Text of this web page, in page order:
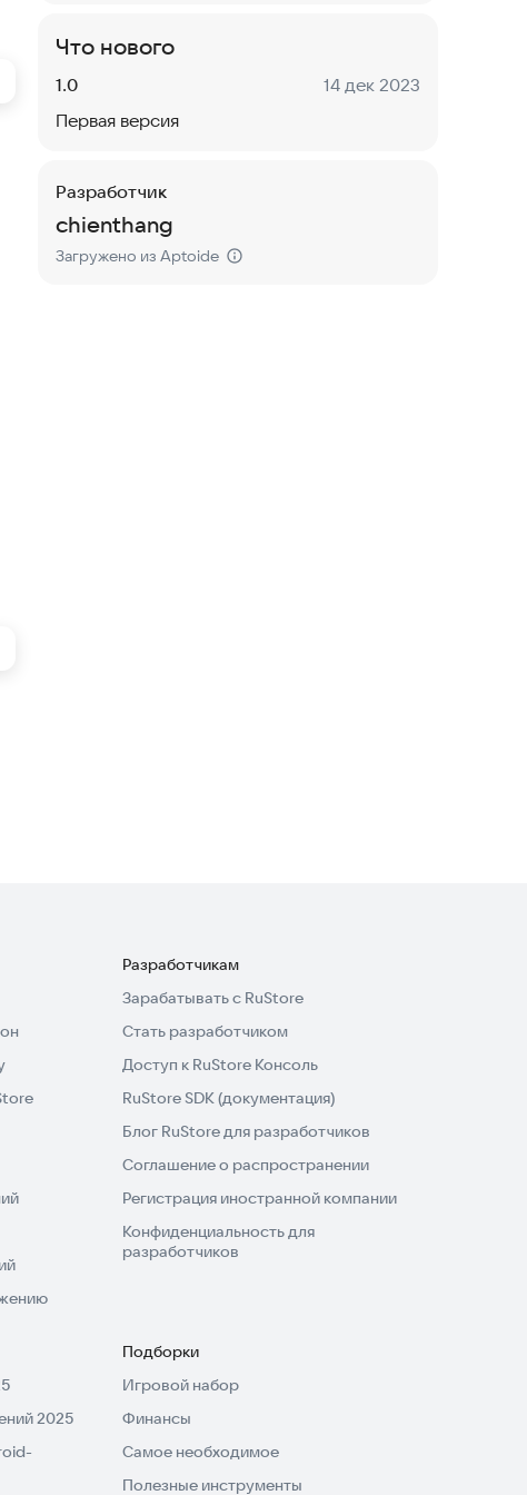
Что нового
Версия:
1.0 Дата:
14 дек 2023
Первая версия
Разработчик
chienthang
Загружено из Aptoide
Разработчикам
Зарабатывать с RuStore
Стать разработчиком
Доступ к RuStore Консоль
RuStore SDK (документация)
Блог RuStore для разработчиков
Соглашение о распространении
Регистрация иностранной компании
Конфиденциальность для
разработчиков
2025
Подборки
Игровой набор
Финансы
Самое необходимое
Полезные инструменты